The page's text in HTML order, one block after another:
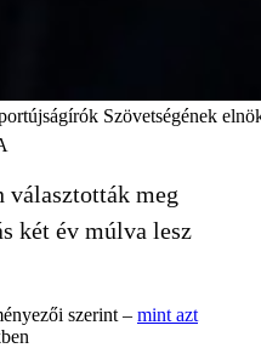
Szövetségének
választották meg
két év múlva lesz
szerint – mint azt